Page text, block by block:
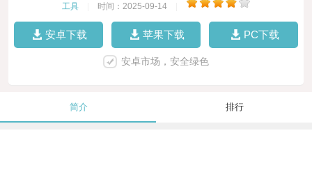
工具 时间：2025-09-14
安卓下载 苹果下载 PC下载
安卓市场，安全绿色
简介 排行